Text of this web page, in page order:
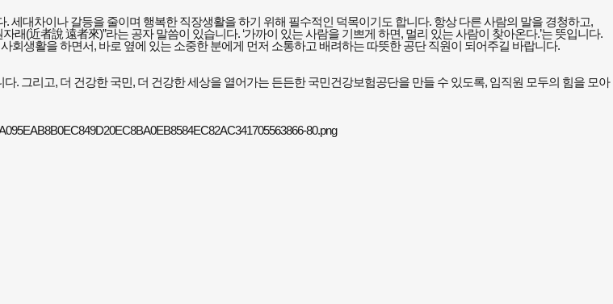
.세대차이나 갈등을 줄이며 행복한 직장생활을 하기 위해 필수적인 덕목이기도 합니다. 항상 다른 사람의 말을 경청하고,
자래(近者說 遠者來)”라는 공자 말씀이 있습니다. ‘가까이 있는 사람을 기쁘게 하면, 멀리 있는 사람이 찾아온다.’는 뜻입니다.
사회생활을 하면서, 바로 옆에 있는 소중한 분에게 먼저 소통하고 배려하는 따뜻한 공단 직원이 되어주길 바랍니다.
다. 그리고, 더 건강한 국민, 더 건강한 세상을 열어가는 든든한 국민건강보험공단을 만들 수 있도록, 임직원 모두의 힘을 모아